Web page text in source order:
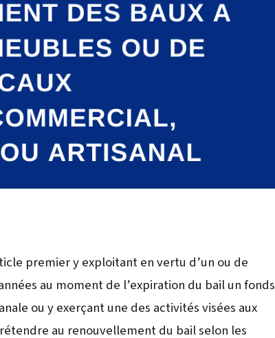
premier y exploitant en vertu d’un ou de
au moment de l’expiration du bail un fonds
ou y exerçant une des activités visées aux
au renouvellement du bail selon les